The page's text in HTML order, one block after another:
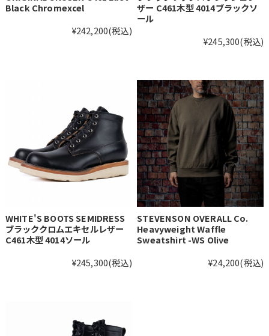
Black Chromexcel
¥242,200(税込)
ザー C461木型 4014ブラックソ
ール
¥245,300(税込)
WHITE'S BOOTS SEMIDRESS
ブラッククロムエキセルレザー
C461木型 4014ソール
¥245,300(税込)
STEVENSON OVERALL Co.
Heavyweight Waffle
Sweatshirt -WS Olive
¥24,200(税込)